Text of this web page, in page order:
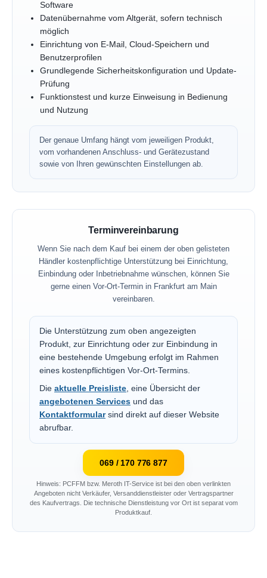
Software
Datenübernahme vom Altgerät, sofern technisch
möglich
Einrichtung von E-Mail, Cloud-Speichern und
Benutzerprofilen
Grundlegende Sicherheitskonfiguration und Update-
Prüfung
Funktionstest und kurze Einweisung in Bedienung
und Nutzung
Der genaue Umfang hängt vom jeweiligen Produkt,
vom vorhandenen Anschluss- und Gerätezustand
sowie von Ihren gewünschten Einstellungen ab.
Terminvereinbarung
Wenn Sie nach dem Kauf bei einem der oben gelisteten
Händler kostenpflichtige Unterstützung bei Einrichtung,
Einbindung oder Inbetriebnahme wünschen, können Sie
gerne einen Vor-Ort-Termin in Frankfurt am Main
vereinbaren.
Die Unterstützung zum oben angezeigten
Produkt, zur Einrichtung oder zur Einbindung in
eine bestehende Umgebung erfolgt im Rahmen
eines kostenpflichtigen Vor-Ort-Termins.
Die aktuelle Preisliste, eine Übersicht der
angebotenen Services und das
Kontaktformularsind direkt auf dieser Website
abrufbar.
069 / 170 776 877
Hinweis: PCFFM bzw. Meroth IT-Service ist bei den oben verlinkten
Angeboten nicht Verkäufer, Versanddienstleister oder Vertragspartner
des Kaufvertrags. Die technische Dienstleistung vor Ort ist separat vom
Produktkauf.